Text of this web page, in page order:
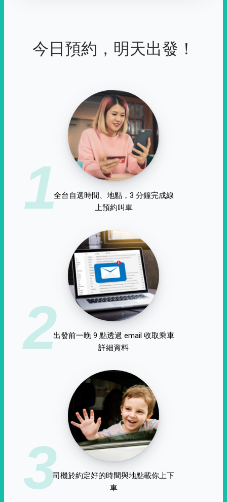
今日預約，明天出發！
1全台自選時間、地點，3 分鐘完成線
上預約叫車
2出發前一晚 9 點透過 email 收取乘車
詳細資料
3司機於約定好的時間與地點載你上下
車